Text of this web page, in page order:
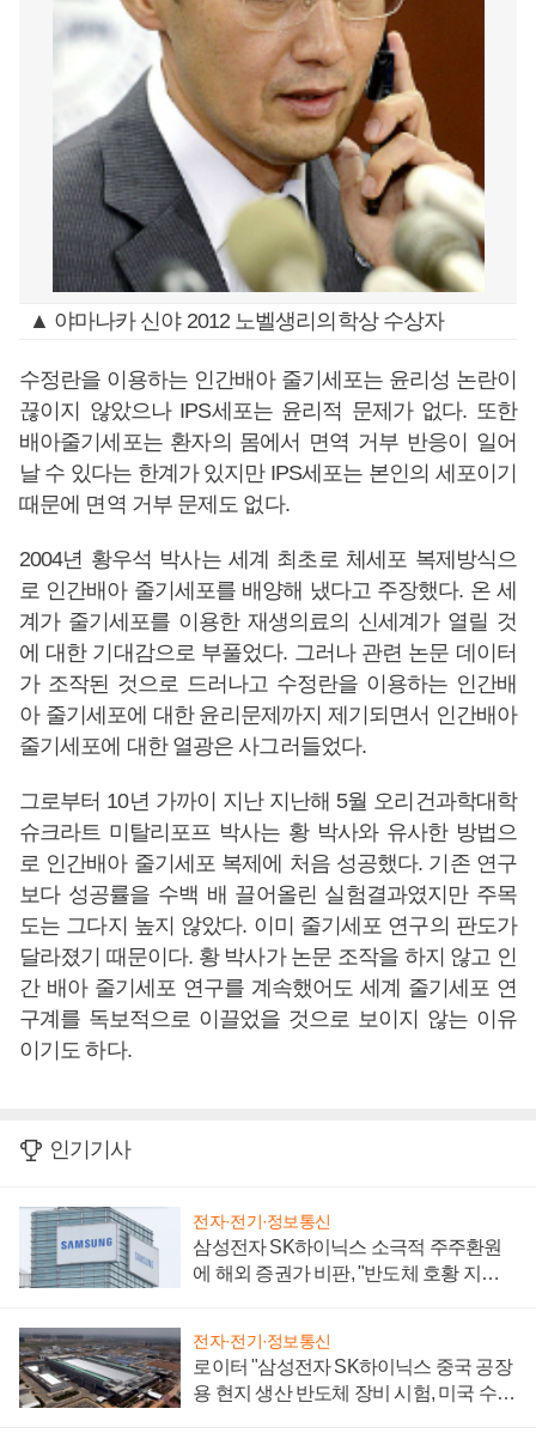
▲ 야마나카 신야 2012 노벨생리의학상 수상자
수정란을 이용하는 인간배아 줄기세포는 윤리성 논란이
끊이지 않았으나 IPS세포는 윤리적 문제가 없다. 또한
배아줄기세포는 환자의 몸에서 면역 거부 반응이 일어
날 수 있다는 한계가 있지만 IPS세포는 본인의 세포이기
때문에 면역 거부 문제도 없다.
2004년 황우석 박사는 세계 최초로 체세포 복제방식으
로 인간배아 줄기세포를 배양해 냈다고 주장했다. 온 세
계가 줄기세포를 이용한 재생의료의 신세계가 열릴 것
에 대한 기대감으로 부풀었다. 그러나 관련 논문 데이터
가 조작된 것으로 드러나고 수정란을 이용하는 인간배
아 줄기세포에 대한 윤리문제까지 제기되면서 인간배아
줄기세포에 대한 열광은 사그러들었다.
그로부터 10년 가까이 지난 지난해 5월 오리건과학대학
슈크라트 미탈리포프 박사는 황 박사와 유사한 방법으
로 인간배아 줄기세포 복제에 처음 성공했다. 기존 연구
보다 성공률을 수백 배 끌어올린 실험결과였지만 주목
도는 그다지 높지 않았다. 이미 줄기세포 연구의 판도가
달라졌기 때문이다. 황 박사가 논문 조작을 하지 않고 인
간 배아 줄기세포 연구를 계속했어도 세계 줄기세포 연
구계를 독보적으로 이끌었을 것으로 보이지 않는 이유
이기도 하다.
인기기사
전자·전기·정보통신
삼성전자 SK하이닉스 소극적 주주환원
에 해외 증권가 비판, "반도체 호황 지속
전자·전기·정보통신
로이터 "삼성전자 SK하이닉스 중국 공장
용 현지 생산 반도체 장비 시험, 미국 수출